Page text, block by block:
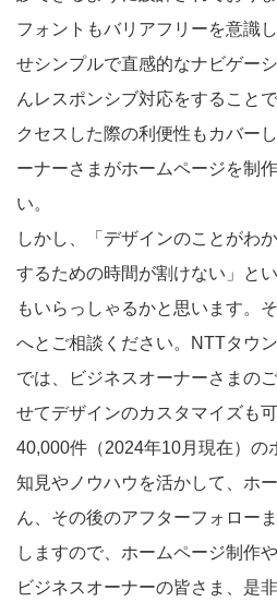
フォントもバリアフリーを意識
せシンプルで直感的なナビゲー
んレスポンシブ対応をすること
クセスした際の利便性もカバー
ーナーさまがホームページを制
い。
しかし、「デザインのことがわ
するための時間が割けない」と
もいらっしゃるかと思います。
へとご相談ください。NTTタウ
では、ビジネスオーナーさまの
せてデザインのカスタマイズも可
40,000件（2024年10月現在）の
知見やノウハウを活かして、ホ
ん、その後のアフターフォロー
しますので、ホームページ制作
ビジネスオーナーの皆さま、是